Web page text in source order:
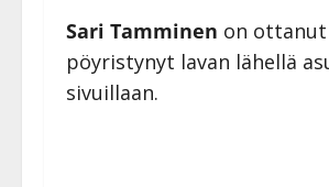
Sari Tamminen on
pöyristynyt lavan lähellä
sivuillaan.